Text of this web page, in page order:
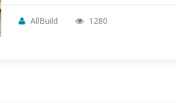
AllBuild 1280